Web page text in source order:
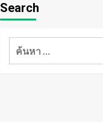
Search
ค้นหา